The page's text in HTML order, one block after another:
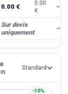
0.00 €
0.00
€
Sur devis
uniquement
—
Standard
−10%